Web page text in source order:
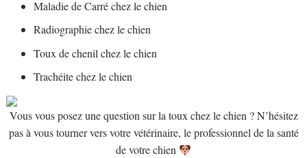
Maladie de Carré chez le chien
Radiographie chez le chien
Toux de chenil chez le chien
Trachéite chez le chien
Vous vous posez une question sur la toux chez le chien ? N’hésitez
pas à vous tourner vers votre vétérinaire, le professionnel de la santé
de votre chien